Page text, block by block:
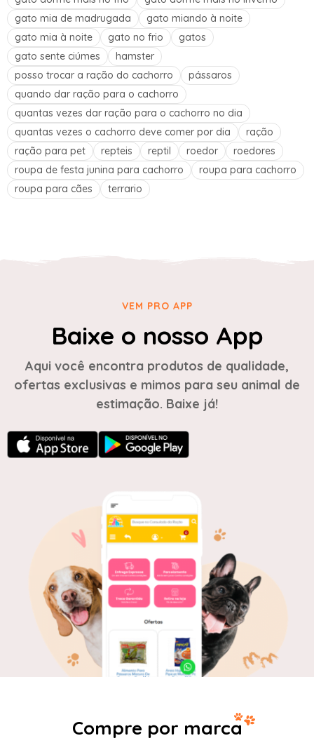
gato mia de madrugada
gato miando à noite
gato mia à noite
gato no frio
gatos
gato sente ciúmes
hamster
posso trocar a ração do cachorro
pássaros
quando dar ração para o cachorro
quantas vezes dar ração para o cachorro no dia
quantas vezes o cachorro deve comer por dia
ração
ração para pet
repteis reptil roedor
roedores
roupa de festa junina para cachorro
roupa para cachorro
roupa para cães
terrario
VEM PRO APP
Baixe o nosso App
Aqui você encontra produtos de qualidade,
ofertas exclusivas e mimos para seu animal de
estimação. Baixe já!
Compre por marca